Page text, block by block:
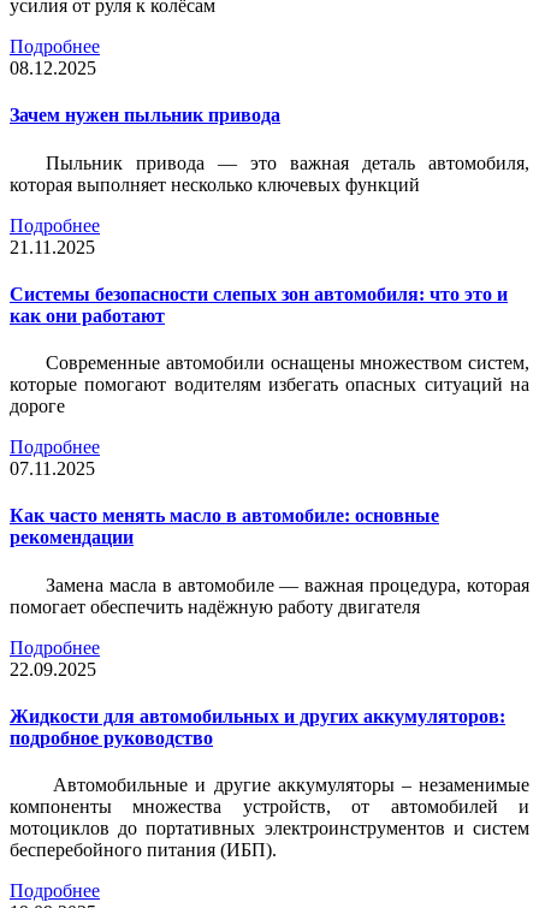
усилия от руля к колёсам
Подробнее
08.12.2025
Зачем нужен пыльник привода
Пыльник привода — это важная деталь автомобиля,
которая выполняет несколько ключевых функций
Подробнее
21.11.2025
Системы безопасности слепых зон автомобиля: что это и
как они работают
Современные автомобили оснащены множеством систем,
которые помогают водителям избегать опасных ситуаций на
дороге
Подробнее
07.11.2025
Как часто менять масло в автомобиле: основные
рекомендации
Замена масла в автомобиле — важная процедура, которая
помогает обеспечить надёжную работу двигателя
Подробнее
22.09.2025
Жидкости для автомобильных и других аккумуляторов:
подробное руководство
Автомобильные и другие аккумуляторы – незаменимые
компоненты множества устройств, от автомобилей и
мотоциклов до портативных электроинструментов и систем
бесперебойного питания (ИБП).
Подробнее